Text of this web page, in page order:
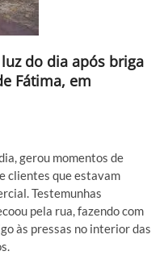
do dia após briga
Fátima, em
gerou momentos de
clientes que estavam
Testemunhas
pela rua, fazendo com
às pressas no interior das